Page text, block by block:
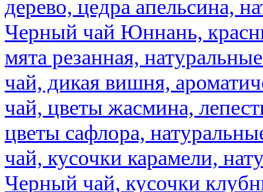
дерево, цедра апельсина,
Черный чай Юннань,
мята резанная,
чай, дикая вишня,
чай, цветы жасмина,
цветы сафлора,
чай, кусочки карамели,
Черный чай, кусочки